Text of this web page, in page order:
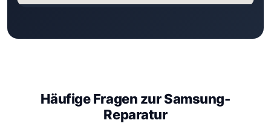
Häufige Fragen zur Samsung-
Reparatur